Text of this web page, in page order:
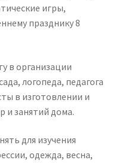
игры,
празднику 8
в организации
логопеда, педагога
в изготовлении и
и занятий дома.
для изучения
одежда, весна,